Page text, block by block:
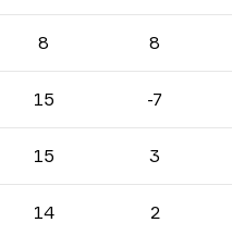
8 8
15 -7
15 3
14 2